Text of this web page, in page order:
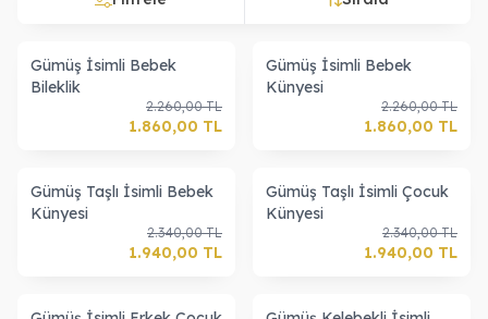
Gümüş İsimli Bebek
Bileklik
2.260,00TL
1.860,00 TL
Gümüş İsimli Bebek
Künyesi
2.260,00TL
1.860,00 TL
Gümüş Taşlı İsimli Bebek
Künyesi
2.340,00TL
1.940,00 TL
Gümüş Taşlı İsimli Çocuk
Künyesi
2.340,00TL
1.940,00 TL